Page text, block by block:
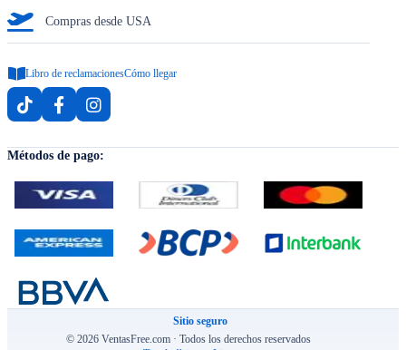
Compras desde USA
Libro de reclamacionesCómo llegar
Métodos de pago:
Sitio seguro
© 2026 VentasFree.com · Todos los derechos reservados